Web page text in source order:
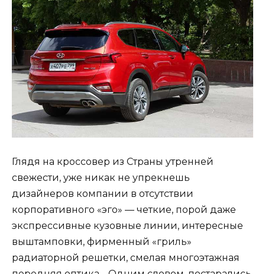
Глядя на кроссовер из Страны утренней
свежести, уже никак не упрекнешь
дизайнеров компании в отсутствии
корпоративного «эго» — четкие, порой даже
экспрессивные кузовные линии, интересные
выштамповки, фирменный «гриль»
радиаторной решетки, смелая многоэтажная